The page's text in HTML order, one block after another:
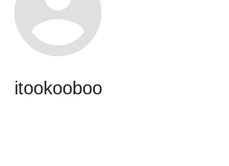
itookooboo